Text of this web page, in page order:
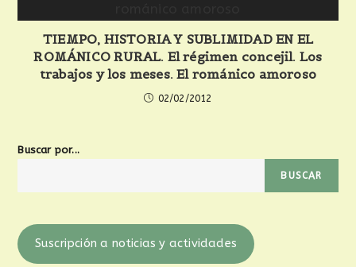
TIEMPO, HISTORIA Y SUBLIMIDAD EN EL
ROMÁNICO RURAL. El régimen concejil. Los
trabajos y los meses. El románico amoroso
02/02/2012
Buscar por...
BUSCAR
Suscripción a noticias y actividades